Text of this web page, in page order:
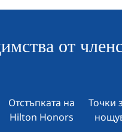
от
Отстъпката на
Hilton Honors
Точки